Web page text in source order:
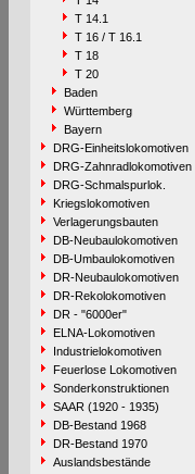
T 14.1
T 16 / T 16.1
T 18
T 20
Baden
Württemberg
Bayern
DRG-Einheitslokomotiven
DRG-Zahnradlokomotiven
DRG-Schmalspurlok.
Kriegslokomotiven
Verlagerungsbauten
DB-Neubaulokomotiven
DB-Umbaulokomotiven
DR-Neubaulokomotiven
DR-Rekolokomotiven
DR - "6000er"
ELNA-Lokomotiven
Industrielokomotiven
Feuerlose Lokomotiven
Sonderkonstruktionen
SAAR (1920 - 1935)
DB-Bestand 1968
DR-Bestand 1970
Auslandsbestände